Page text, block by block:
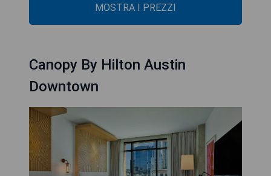
MOSTRA I PREZZI
Canopy By Hilton Austin
Downtown